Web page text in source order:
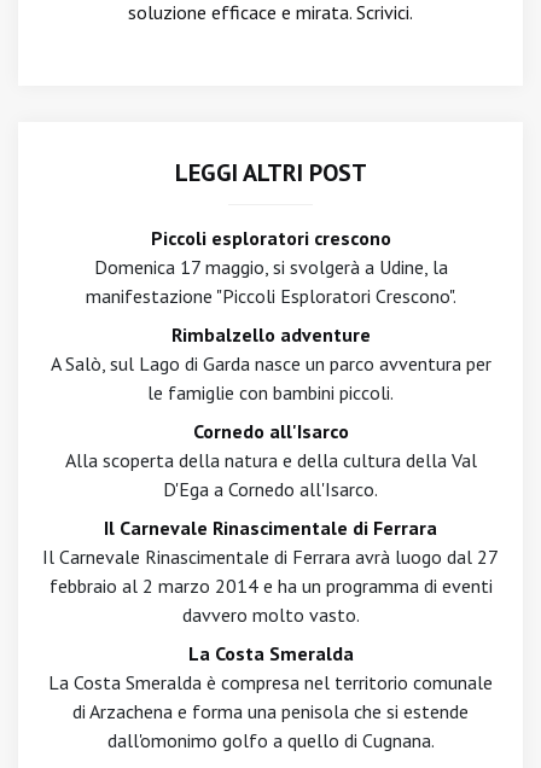
soluzione efficace e mirata. Scrivici.
LEGGI ALTRI POST
Piccoli esploratori crescono
Domenica 17 maggio, si svolgerà a Udine, la
manifestazione "Piccoli Esploratori Crescono".
Rimbalzello adventure
A Salò, sul Lago di Garda nasce un parco avventura per
le famiglie con bambini piccoli.
Cornedo all'Isarco
Alla scoperta della natura e della cultura della Val
D'Ega a Cornedo all'Isarco.
Il Carnevale Rinascimentale di Ferrara
Il Carnevale Rinascimentale di Ferrara avrà luogo dal 27
febbraio al 2 marzo 2014 e ha un programma di eventi
davvero molto vasto.
La Costa Smeralda
La Costa Smeralda è compresa nel territorio comunale
di Arzachena e forma una penisola che si estende
dall'omonimo golfo a quello di Cugnana.